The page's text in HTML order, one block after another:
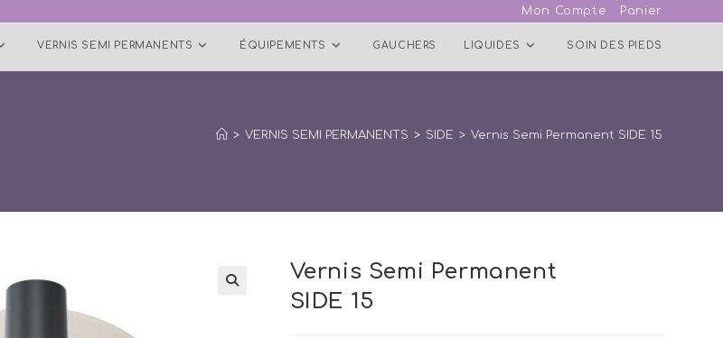
Mon Compte Panier
VERNIS SEMI PERMANENTS ÉQUIPEMENTS GAUCHERS LIQUIDES SOIN DES PIEDS
> VERNIS SEMI PERMANENTS > SIDE > Vernis Semi Permanent SIDE 15
Vernis Semi Permanent
SIDE 15